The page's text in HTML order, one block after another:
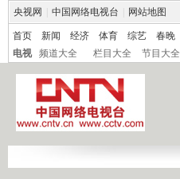
央视网 中国网络电视台 网站地图
首页 新闻 经济 体育 综艺 春晚
电视
频道大全 栏目大全 节目大全